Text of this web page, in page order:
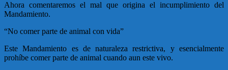
Ahora comentaremos el mal que origina el incumplimiento del
Mandamiento.
“No comer parte de animal con vida”
Este Mandamiento es de naturaleza restrictiva, y esencialmente
prohíbe comer parte de animal cuando aun este vivo.